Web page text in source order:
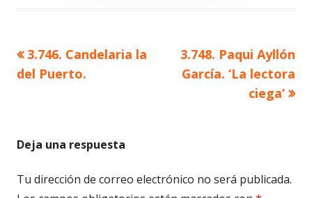
Navegación
Artículo
anterior
3.746. Candelaria la
del Puerto.
Artículo
siguiente
3.748. Paqui Ayllón
García. ‘La lectora
ciega’
Deja una respuesta
Tu dirección de correo electrónico no será publicada.